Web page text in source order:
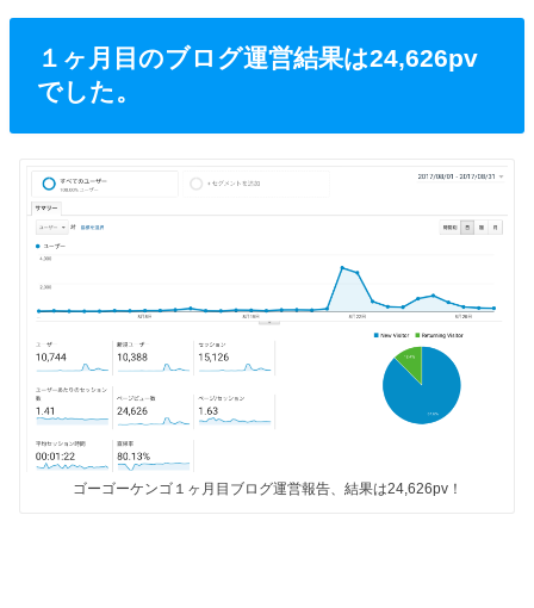
１ヶ月目のブログ運営結果は24,626pv
でした。
ゴーゴーケンゴ１ヶ月目ブログ運営報告、結果は24,626pv！